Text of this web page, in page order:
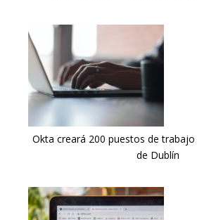
Okta creará 200 puestos de
de Dublín